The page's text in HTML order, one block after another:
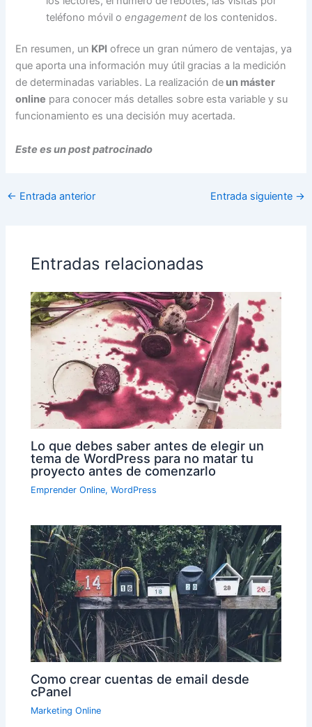
teléfono móvil oengagement de los contenidos.
En resumen, un KPI ofrece un gran número de ventajas, ya
que aporta una información muy útil gracias a la medición
de determinadas variables. La realización de un máster
online para conocer más detalles sobre esta variable y su
funcionamiento es una decisión muy acertada.
Este es un post patrocinado
← Entrada anterior Entrada siguiente →
Entradas relacionadas
Lo que debes saber antes de elegir un
tema de WordPress para no matar tu
proyecto antes de comenzarlo
Emprender Online,WordPress
Como crear cuentas de email desde
cPanel
Marketing Online